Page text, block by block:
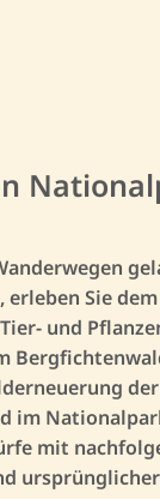
erleben Sie
und
im
mit
ursprünglicher